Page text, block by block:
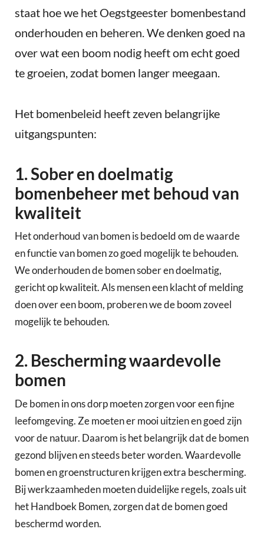
staat hoe we het Oegstgeester bomenbestand
onderhouden en beheren. We denken goed na
over wat een boom nodig heeft om echt goed
te groeien, zodat bomen langer meegaan.
Het bomenbeleid heeft zeven belangrijke
uitgangspunten:
1. Sober en doelmatig
bomenbeheer met behoud van
kwaliteit
Het onderhoud van bomen is bedoeld om de waarde
en functie van bomen zo goed mogelijk te behouden.
We onderhouden de bomen sober en doelmatig,
gericht op kwaliteit. Als mensen een klacht of melding
doen over een boom, proberen we de boom zoveel
mogelijk te behouden.
2. Bescherming waardevolle
bomen
De bomen in ons dorp moeten zorgen voor een fijne
leefomgeving. Ze moeten er mooi uitzien en goed zijn
voor de natuur. Daarom is het belangrijk dat de bomen
gezond blijven en steeds beter worden. Waardevolle
bomen en groenstructuren krijgen extra bescherming.
Bij werkzaamheden moeten duidelijke regels, zoals uit
het Handboek Bomen, zorgen dat de bomen goed
beschermd worden.